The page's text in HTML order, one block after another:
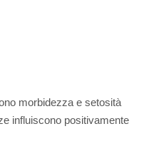
morbidezza e setosità
influiscono positivamente